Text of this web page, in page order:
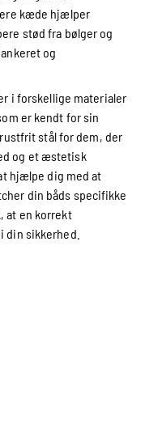
kæde hjælper
stød fra bølger og
og
i forskellige materialer
er kendt for sin
stål for dem, der
og et æstetisk
hjælpe dig med at
din båds specifikke
at en korrekt
sikkerhed.